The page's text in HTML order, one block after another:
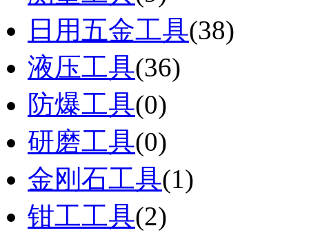
日用五金工具(38)
液压工具(36)
防爆工具(0)
研磨工具(0)
金刚石工具(1)
钳工工具(2)